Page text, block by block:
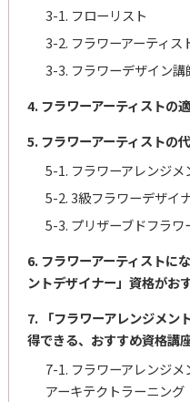
3-1. フローリスト
3-2. フラワーアーティス
3-3. フラワーデザイン講
4. フラワーアーティストの
5. フラワーアーティストの
5-1. フラワーアレンジメ
5-2. 3級フラワーデザイ
5-3. プリザーブドフラワ
6. フラワーアーティストに
ントデザイナー」資格がお
7. 「フラワーアレンジメン
得できる、おすすめ資格講
7-1. フラワーアレンジ
アーキテクトラーニング